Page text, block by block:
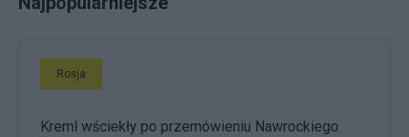
Rosja
Kreml wściekły po przemówieniu Nawrockiego.